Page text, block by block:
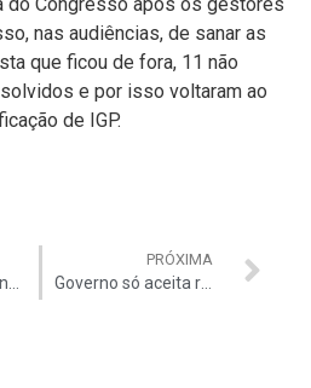
nas audiências, de sanar as
que ficou de fora, 11 não
e por isso voltaram ao
de IGP.
2° Corrida e Caminhada Venceremos a Corrupção
PRÓXIMA
Governo só aceita reajuste de 5,2%